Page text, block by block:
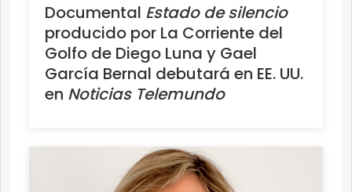
Documental Estado de silencio
producido por La Corriente del
Golfo de Diego Luna y Gael
García Bernal debutará en EE. UU.
en Noticias Telemundo